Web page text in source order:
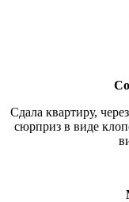
Сдала квартиру,
сюрприз в виде